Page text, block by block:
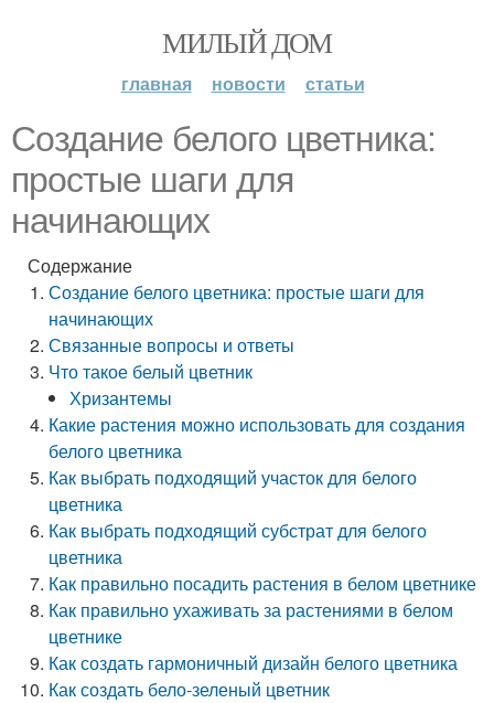
МИЛЫЙ ДОМ
главная новости статьи
Создание белого цветника:
простые шаги для
начинающих
Содержание
Создание белого цветника: простые шаги для
начинающих
Связанные вопросы и ответы
Что такое белый цветник
Хризантемы
Какие растения можно использовать для создания
белого цветника
Как выбрать подходящий участок для белого
цветника
Как выбрать подходящий субстрат для белого
цветника
Как правильно посадить растения в белом цветнике
Как правильно ухаживать за растениями в белом
цветнике
Как создать гармоничный дизайн белого цветника
Как создать бело-зеленый цветник